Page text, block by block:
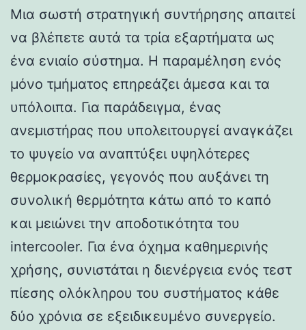
Μια σωστή στρατηγική συντήρησης απαιτεί
να βλέπετε αυτά τα τρία εξαρτήματα ως
ένα ενιαίο σύστημα. Η παραμέληση ενός
μόνο τμήματος επηρεάζει άμεσα και τα
υπόλοιπα. Για παράδειγμα, ένας
ανεμιστήρας που υπολειτουργεί αναγκάζει
το ψυγείο να αναπτύξει υψηλότερες
θερμοκρασίες, γεγονός που αυξάνει τη
συνολική θερμότητα κάτω από το καπό
και μειώνει την αποδοτικότητα του
intercooler. Για ένα όχημα καθημερινής
χρήσης, συνιστάται η διενέργεια ενός τεστ
πίεσης ολόκληρου του συστήματος κάθε
δύο χρόνια σε εξειδικευμένο συνεργείο.